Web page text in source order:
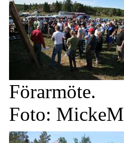
Förarmöte.
Foto: MickeM